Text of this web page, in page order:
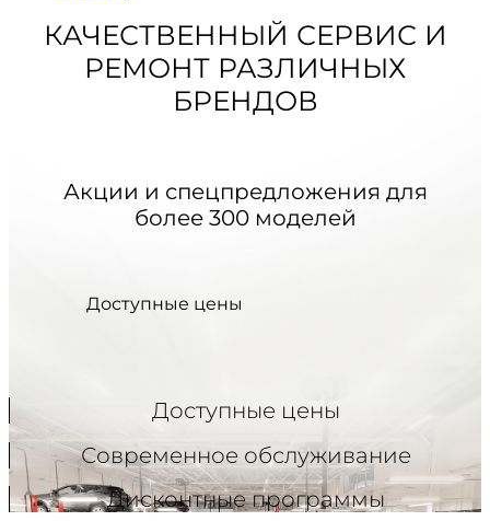
КАЧЕСТВЕННЫЙ СЕРВИС И
РЕМОНТ РАЗЛИЧНЫХ
БРЕНДОВ
Акции и спецпредложения для
более 300 моделей
Доступные цены
Доступные цены
Современное обслуживание
Дисконтные программы